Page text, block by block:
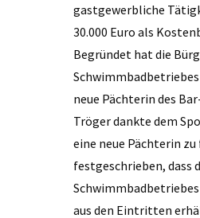
gastgewerbliche
30.000 Euro als
Begründet hat die
Schwimmbadbetriebes
neue Pächterin des
Tröger dankte dem
eine neue Pächterin
festgeschrieben, dass
aus den Eintritten